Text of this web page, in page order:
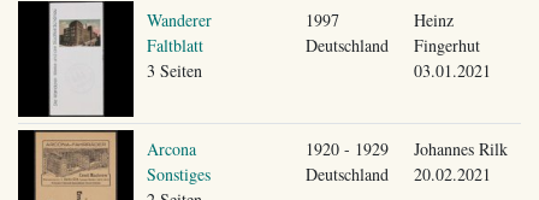
Wanderer
Faltblatt
3 Seiten
1997
Deutschland
Heinz
Fingerhut
03.01.2021
Arcona
Sonstiges
1920 - 1929
Deutschland
Johannes Rilk
20.02.2021